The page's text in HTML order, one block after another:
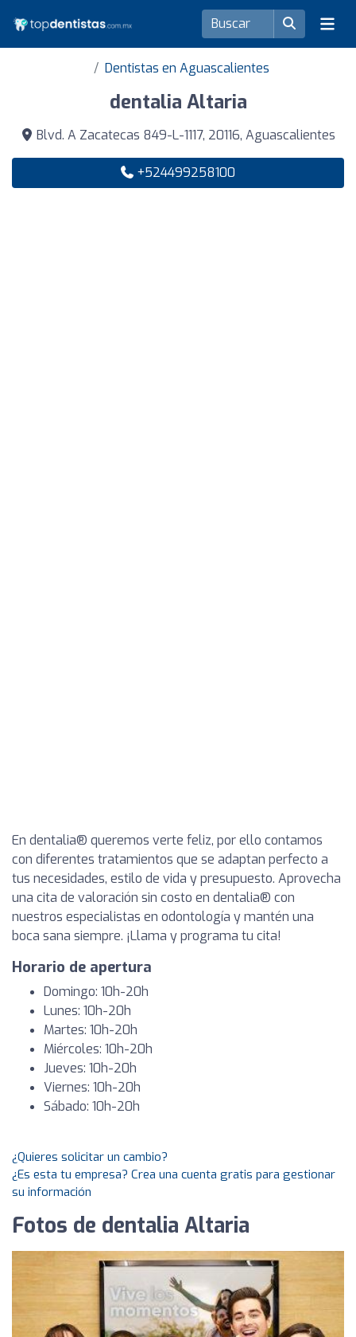
Dentistas en Aguascalientes
dentalia Altaria
Blvd. A Zacatecas 849-L-1117, 20116, Aguascalientes
+524499258100
En dentalia® queremos verte feliz, por ello contamos
con diferentes tratamientos que se adaptan perfecto a
tus necesidades, estilo de vida y presupuesto. Aprovecha
una cita de valoración sin costo en dentalia® con
nuestros especialistas en odontología y mantén una
boca sana siempre. ¡Llama y programa tu cita!
Horario de apertura
Domingo: 10h-20h
Lunes: 10h-20h
Martes: 10h-20h
Miércoles: 10h-20h
Jueves: 10h-20h
Viernes: 10h-20h
Sábado: 10h-20h
¿Quieres solicitar un cambio?
¿Es esta tu empresa? Crea una cuenta gratis para gestionar
su información
Fotos de dentalia Altaria